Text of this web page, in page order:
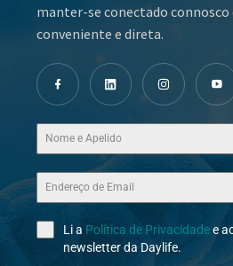
manter-se conectado connosco
conveniente e direta.
Li a Política de Privacidadee
newsletter da Daylife.